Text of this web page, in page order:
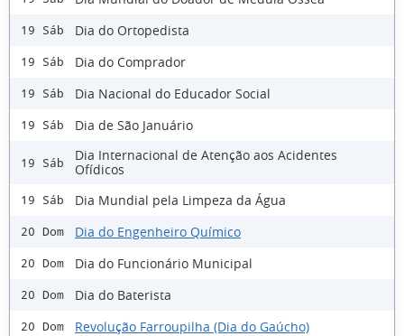
19 Sáb Dia do Ortopedista
19 Sáb Dia do Comprador
19 Sáb Dia Nacional do Educador Social
19 Sáb Dia de São Januário
19 Sáb
Dia Internacional de Atenção aos Acidentes
Ofídicos
19 Sáb Dia Mundial pela Limpeza da Água
20 Dom Dia do Engenheiro Químico
20 Dom Dia do Funcionário Municipal
20 Dom Dia do Baterista
20 Dom Revolução Farroupilha (Dia do Gaúcho)